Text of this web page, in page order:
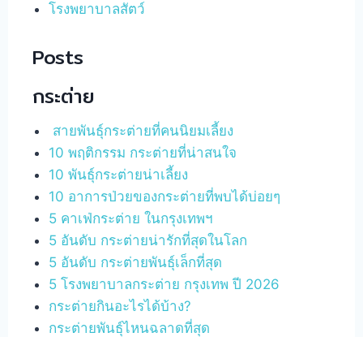
โรงพยาบาลสัตว์
Posts
กระต่าย
สายพันธุ์กระต่ายที่คนนิยมเลี้ยง
10 พฤติกรรม กระต่ายที่น่าสนใจ
10 พันธุ์กระต่ายน่าเลี้ยง
10 อาการป่วยของกระต่ายที่พบได้บ่อยๆ
5 คาเฟ่กระต่าย ในกรุงเทพฯ
5 อันดับ กระต่ายน่ารักที่สุดในโลก
5 อันดับ กระต่ายพันธุ์เล็กที่สุด
5 โรงพยาบาลกระต่าย กรุงเทพ ปี 2026
กระต่ายกินอะไรได้บ้าง?
กระต่ายพันธุ์ไหนฉลาดที่สุด